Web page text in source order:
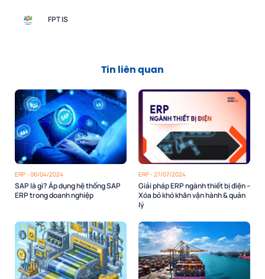
FPT IS
Tin liên quan
ERP - 06/04/2024
SAP là gì? Áp dụng hệ thống SAP
ERP trong doanh nghiệp
ERP - 27/07/2024
Giải pháp ERP ngành thiết bị điện –
Xóa bỏ khó khăn vận hành & quản
lý